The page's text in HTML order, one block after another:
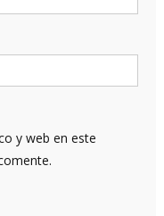
y web en este